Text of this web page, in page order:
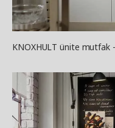
KNOXHULT ünite